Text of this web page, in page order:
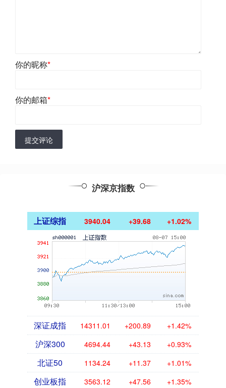
你的昵称*
你的邮箱*
提交评论
沪深京指数
上证综指 3940.04 +39.68 +1.02%
深证成指 14311.01 +200.89 +1.42%
沪深300 4694.44 +43.13 +0.93%
北证50 1134.24 +11.37 +1.01%
创业板指 3563.12 +47.56 +1.35%